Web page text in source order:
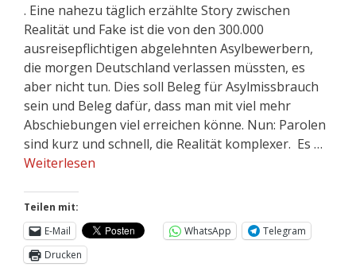
. Eine nahezu täglich erzählte Story zwischen
Realität und Fake ist die von den 300.000
ausreisepflichtigen abgelehnten Asylbewerbern,
die morgen Deutschland verlassen müssten, es
aber nicht tun. Dies soll Beleg für Asylmissbrauch
sein und Beleg dafür, dass man mit viel mehr
Abschiebungen viel erreichen könne. Nun: Parolen
sind kurz und schnell, die Realität komplexer. Es …
Weiterlesen
Teilen mit:
E-Mail
WhatsApp
Telegram
Drucken